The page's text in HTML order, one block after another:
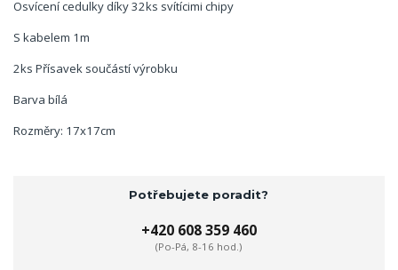
Osvícení cedulky díky 32ks svítícimi chipy
S kabelem 1m
2ks Přísavek součástí výrobku
Barva bílá
Rozměry: 17x17cm
Potřebujete poradit?
+420 608 359 460
(Po-Pá, 8-16 hod.)